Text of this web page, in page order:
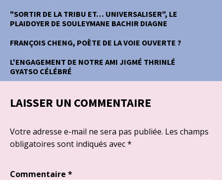
"SORTIR DE LA TRIBU ET… UNIVERSALISER", LE
PLAIDOYER DE SOULEYMANE BACHIR DIAGNE
FRANÇOIS CHENG, POÈTE DE LA VOIE OUVERTE ?
L'ENGAGEMENT DE NOTRE AMI JIGMÉ THRINLÉ
GYATSO CÉLÉBRÉ
LAISSER UN COMMENTAIRE
Votre adresse e-mail ne sera pas publiée. Les champs
obligatoires sont indiqués avec*
Commentaire *